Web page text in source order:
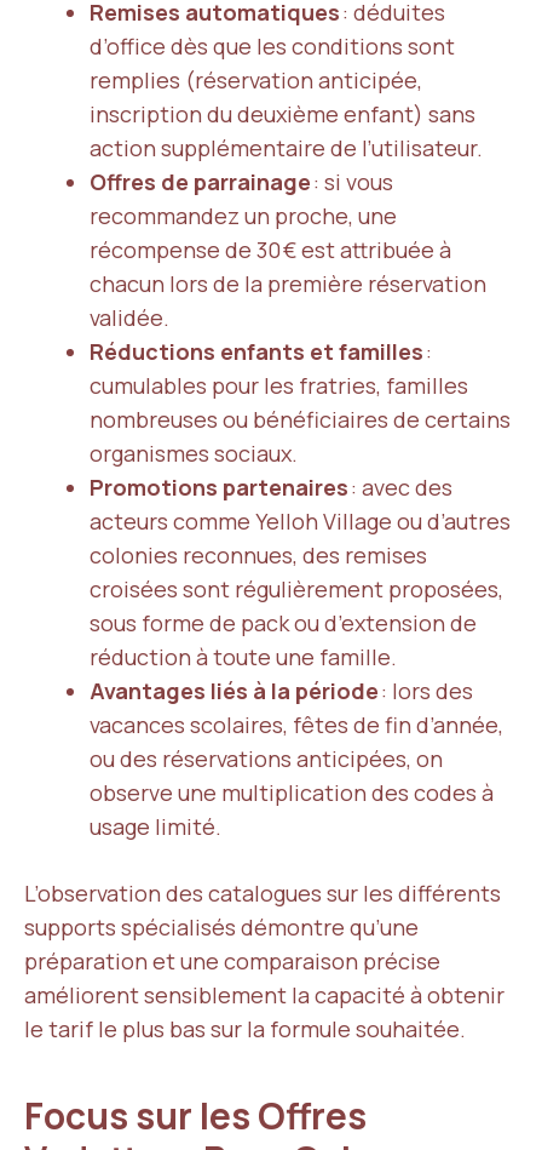
Remises automatiques: déduites
d’office dès que les conditions sont
remplies (réservation anticipée,
inscription du deuxième enfant) sans
action supplémentaire de l’utilisateur.
Offres de parrainage: si vous
recommandez un proche, une
récompense de 30 € est attribuée à
chacun lors de la première réservation
validée.
Réductions enfants et familles:
cumulables pour les fratries, familles
nombreuses ou bénéficiaires de certains
organismes sociaux.
Promotions partenaires: avec des
acteurs comme Yelloh Village ou d’autres
colonies reconnues, des remises
croisées sont régulièrement proposées,
sous forme de pack ou d’extension de
réduction à toute une famille.
Avantages liés à la période: lors des
vacances scolaires, fêtes de fin d’année,
ou des réservations anticipées, on
observe une multiplication des codes à
usage limité.
L’observation des catalogues sur les différents
supports spécialisés démontre qu’une
préparation et une comparaison précise
améliorent sensiblement la capacité à obtenir
le tarif le plus bas sur la formule souhaitée.
Focus sur les Offres